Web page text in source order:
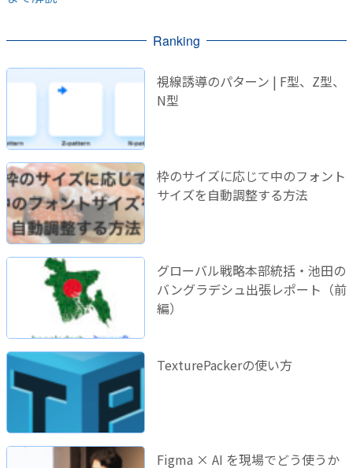
Ranking
視線誘導のパターン | F型、Z型、
N型
枠のサイズに応じて中のフォント
サイズを自動調整する方法
グローバル戦略本部統括・池田の
バングラデシュ出張レポート（前
編）
TexturePackerの使い方
Figma × AI を現場でどう使うか